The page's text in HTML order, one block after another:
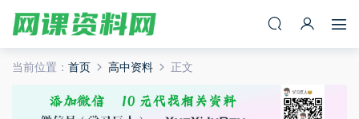
当前位置： 首页 高中资料 正文